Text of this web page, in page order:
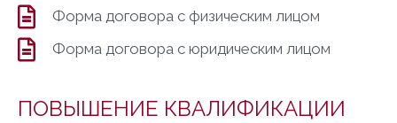
Форма договора с физическим лицом
Форма договора с юридическим лицом
ПОВЫШЕНИЕ КВАЛИФИКАЦИИ